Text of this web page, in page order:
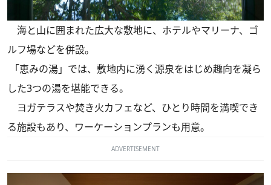
海と山に囲まれた広大な敷地に、ホテルやマリーナ、ゴ
ルフ場などを併設。
「恵みの湯」では、敷地内に湧く源泉をはじめ趣向を凝ら
した3つの湯を堪能できる。
ヨガテラスや焚き火カフェなど、ひとり時間を満喫でき
る施設もあり、ワーケーションプランも用意。
ADVERTISEMENT